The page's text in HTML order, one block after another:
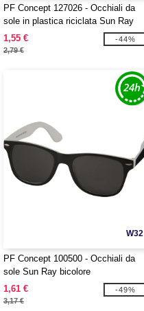
PF Concept 127026 - Occhiali da
sole in plastica riciclata Sun Ray
1,55 €
2,79 €
-44%
W32
PF Concept 100500 - Occhiali da
sole Sun Ray bicolore
1,61 €
3,17 €
-49%